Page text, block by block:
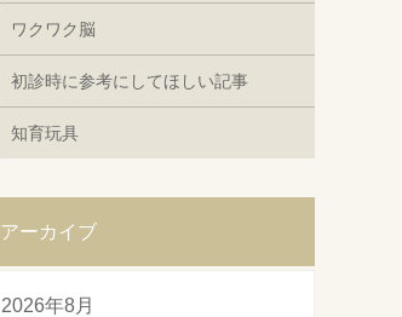
ワクワク脳
初診時に参考にしてほしい記事
知育玩具
アーカイブ
2026年8月